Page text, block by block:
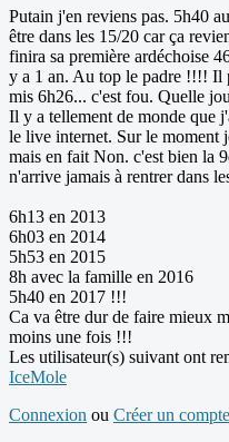
Putain j'en reviens pas. 5h40
être dans les 15/20 car ça
finira sa première ardéchoise
y a 1 an. Au top le padre !!!! Il
mis 6h26... c'est fou. Quelle
Il y a tellement de monde que
le live internet. Sur le moment
mais en fait Non. c'est bien la
n'arrive jamais à rentrer dans
6h13 en 2013
6h03 en 2014
5h53 en 2015
8h avec la famille en 2016
5h40 en 2017 !!!
Ca va être dur de faire mieux
moins une fois !!!
Les utilisateur(s) suivant ont
IceMole
Connexion ou Créer un compte